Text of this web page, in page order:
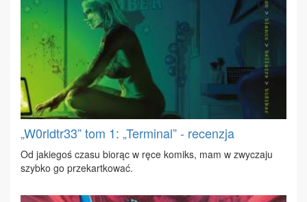
„W0rldtr33” tom 1: „Terminal” - recenzja
Od ja­kie­goś cza­su bio­rąc w rę­ce ko­miks, mam w zwy­cza­ju
szyb­ko go prze­kart­ko­wać.